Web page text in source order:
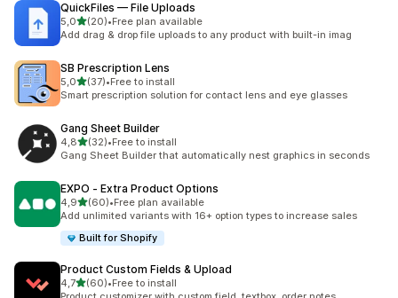
QuickFiles — File Uploads
5,0stelle su 5
(20)
20 recensioni totali
•Free plan available
Add drag & drop file uploads to any product with built-in imag
SB Prescription Lens
5,0stelle su 5
(37)
37 recensioni totali
•Free to install
Smart prescription solution for contact lens and eye glasses
Gang Sheet Builder
4,8stelle su 5
(32)
32 recensioni totali
•Free to install
Gang Sheet Builder that automatically nest graphics in seconds
EXPO ‑ Extra Product Options
4,9stelle su 5
(60)
60 recensioni totali
•Free plan available
Add unlimited variants with 16+ option types to increase sales
Built for Shopify
Product Custom Fields & Upload
4,7stelle su 5
(60)
60 recensioni totali
•Free to install